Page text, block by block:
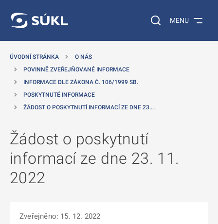
Vyhledávání na
MENU
ÚVODNÍ STRÁNKA
O NÁS
POVINNĚ ZVEŘEJŇOVANÉ INFORMACE
INFORMACE DLE ZÁKONA Č. 106/1999 SB.
POSKYTNUTÉ INFORMACE
ŽÁDOST O POSKYTNUTÍ INFORMACÍ ZE DNE 23.…
Žádost o poskytnutí
informací ze dne 23. 11.
2022
Zveřejněno: 15. 12. 2022